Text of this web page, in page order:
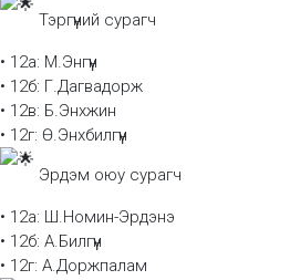
Тэргүүний сурагч
• 12а: М.Энгүүн
• 12б: Г.Дагвадорж
• 12в: Б.Энхжин
• 12г: Ө.Энхбилгүүн
Эрдэм оюу сурагч
• 12а: Ш.Номин-Эрдэнэ
• 12б: А.Билгүүн
• 12г: А.Доржпалам